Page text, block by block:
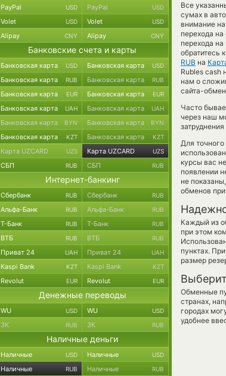
Все
сумах в
внимание
перехода
перехода
обратитесь
RUB на
Rubles cash
нам о
сайта-
Часто
через наш
Для
курсы вас
появлении
не
обменов
Каждый из
при этом
пунктах.
размер
Обменные
странах,
городах
удобнее
PayPal USD PayPal USD
Volet USD Volet USD
Alipay CNY Alipay CNY
Банковские счета и карты
Банковская карта USD Банковская карта USD
Банковская карта RUB Банковская карта RUB
Банковская карта EUR Банковская карта EUR
Банковская карта UAH Банковская карта UAH
Банковская карта BYN Банковская карта BYN
Банковская карта KZT Банковская карта KZT
Карта UZCARD UZS Карта UZCARD UZS
СБП RUB СБП RUB
Интернет-банкинг
Сбербанк RUB Сбербанк RUB
Альфа-Банк RUB Альфа-Банк RUB
Т-Банк RUB Т-Банк RUB
ВТБ RUB ВТБ RUB
Приват 24 UAH Приват 24 UAH
Kaspi Bank KZT Kaspi Bank KZT
Revolut EUR Revolut EUR
Денежные переводы
WU USD WU USD
ЗК RUB ЗК RUB
Наличные деньги
Наличные USD Наличные USD
Наличные RUB Наличные RUB